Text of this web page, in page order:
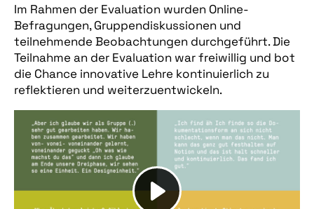
Im Rahmen der Evaluation wurden Online-
Befragungen, Gruppendiskussionen und
teilnehmende Beobachtungen durchgeführt. Die
Teilnahme an der Evaluation war freiwillig und bot
die Chance innovative Lehre kontinuierlich zu
reflektieren und weiterzuentwickeln.